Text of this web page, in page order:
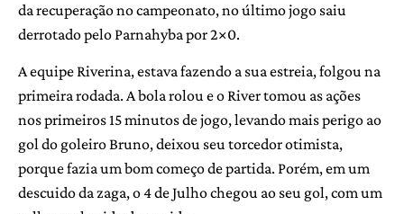
da recuperação no campeonato, no último jogo saiu
derrotado pelo Parnahyba por 2×0.
A equipe Riverina, estava fazendo a sua estreia, folgou na
primeira rodada. A bola rolou e o River tomou as ações
nos primeiros 15 minutos de jogo, levando mais perigo ao
gol do goleiro Bruno, deixou seu torcedor otimista,
porque fazia um bom começo de partida. Porém, em um
descuido da zaga, o 4 de Julho chegou ao seu gol, com um